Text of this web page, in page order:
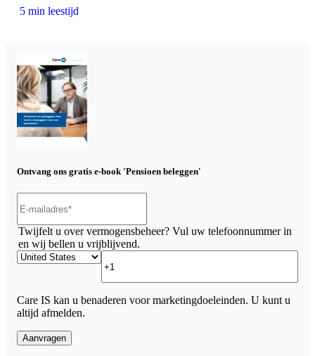
5 min leestijd
Ontvang ons gratis e-book 'Pensioen beleggen'
Twijfelt u over vermogensbeheer? Vul uw telefoonnummer in
en wij bellen u vrijblijvend.
Care IS kan u benaderen voor marketingdoeleinden. U kunt u
altijd afmelden.